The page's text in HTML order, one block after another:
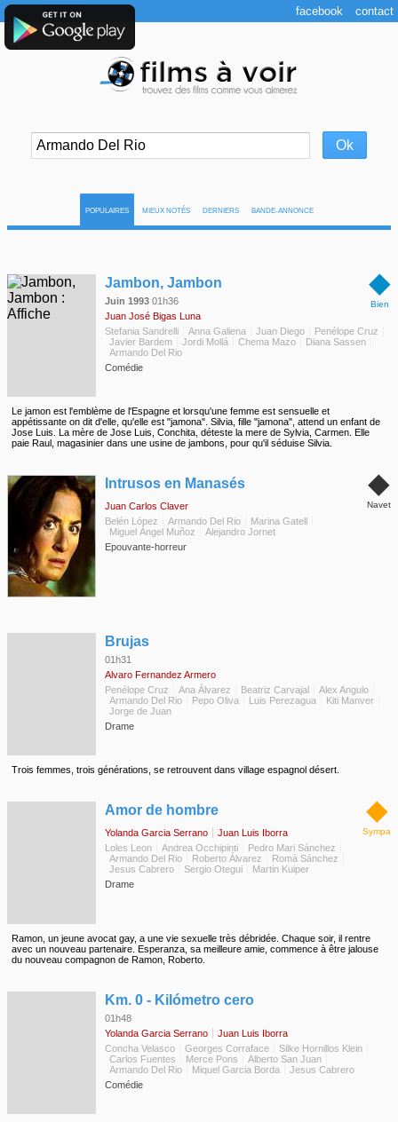
POPULAIRES MIEUX NOTÉS DERNIERS BANDE-ANNONCE
◆
Bien
Jambon, Jambon
Juin 1993 01h36
Juan José Bigas Luna
Stefania Sandrelli
Anna Galiena Juan Diego
Penélope Cruz
Javier Bardem
Jordi Mollá Chema Mazo
Diana Sassen
Armando Del Rio
Comédie
Le jamon est l'emblème de l'Espagne et lorsqu'une femme est sensuelle et
appétissante on dit d'elle, qu'elle est "jamona". Silvia, fille "jamona", attend un enfant de
Jose Luis. La mère de Jose Luis, Conchita, déteste la mere de Sylvia, Carmen. Elle
paie Raul, magasinier dans une usine de jambons, pour qu'il séduise Silvia.
◆
Navet
Intrusos en Manasés
Juan Carlos Claver
Belén López
Armando Del Rio
Marina Gatell
Miguel Ángel Muñoz
Alejandro Jornet
Epouvante-horreur
Brujas
01h31
Alvaro Fernandez Armero
Penélope Cruz
Ana Álvarez Beatriz Carvajal
Alex Angulo
Armando Del Rio
Pepo Oliva Luis Perezagua
Kiti Manver
Jorge de Juan
Drame
Trois femmes, trois générations, se retrouvent dans village espagnol désert.
◆
Sympa
Amor de hombre
Yolanda Garcia Serrano
Juan Luis Iborra
Loles Leon
Andrea Occhipinti
Pedro Mari Sánchez
Armando Del Rio
Roberto Álvarez
Romà Sánchez
Jesus Cabrero
Sergio Otegui
Martin Kuiper
Drame
Ramon, un jeune avocat gay, a une vie sexuelle très débridée. Chaque soir, il rentre
avec un nouveau partenaire. Esperanza, sa meilleure amie, commence à être jalouse
du nouveau compagnon de Ramon, Roberto.
Km. 0 - Kilómetro cero
01h48
Yolanda Garcia Serrano
Juan Luis Iborra
Concha Velasco
Georges Corraface
Silke Hornillos Klein
Carlos Fuentes
Merce Pons
Alberto San Juan
Armando Del Rio
Miquel Garcia Borda
Jesus Cabrero
Comédie
facebook contact